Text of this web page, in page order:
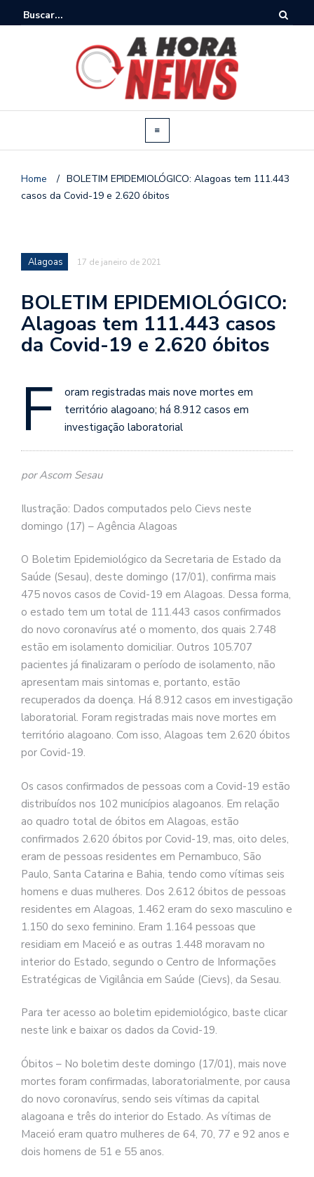
Home / BOLETIM EPIDEMIOLÓGICO: Alagoas tem 111.443
casos da Covid-19 e 2.620 óbitos
Alagoas 17 de janeiro de 2021
BOLETIM EPIDEMIOLÓGICO:
Alagoas tem 111.443 casos
da Covid-19 e 2.620 óbitos
F
oram registradas mais nove mortes em
território alagoano; há 8.912 casos em
investigação laboratorial
por Ascom Sesau
Ilustração: Dados computados pelo Cievs neste
domingo (17) – Agência Alagoas
O Boletim Epidemiológico da Secretaria de Estado da
Saúde (Sesau), deste domingo (17/01), confirma mais
475 novos casos de Covid-19 em Alagoas. Dessa forma,
o estado tem um total de 111.443 casos confirmados
do novo coronavírus até o momento, dos quais 2.748
estão em isolamento domiciliar. Outros 105.707
pacientes já finalizaram o período de isolamento, não
apresentam mais sintomas e, portanto, estão
recuperados da doença. Há 8.912 casos em investigação
laboratorial. Foram registradas mais nove mortes em
território alagoano. Com isso, Alagoas tem 2.620 óbitos
por Covid-19.
Os casos confirmados de pessoas com a Covid-19 estão
distribuídos nos 102 municípios alagoanos. Em relação
ao quadro total de óbitos em Alagoas, estão
confirmados 2.620 óbitos por Covid-19, mas, oito deles,
eram de pessoas residentes em Pernambuco, São
Paulo, Santa Catarina e Bahia, tendo como vítimas seis
homens e duas mulheres. Dos 2.612 óbitos de pessoas
residentes em Alagoas, 1.462 eram do sexo masculino e
1.150 do sexo feminino. Eram 1.164 pessoas que
residiam em Maceió e as outras 1.448 moravam no
interior do Estado, segundo o Centro de Informações
Estratégicas de Vigilância em Saúde (Cievs), da Sesau.
Para ter acesso ao boletim epidemiológico, baste clicar
neste link e baixar os dados da Covid-19.
Óbitos – No boletim deste domingo (17/01), mais nove
mortes foram confirmadas, laboratorialmente, por causa
do novo coronavírus, sendo seis vítimas da capital
alagoana e três do interior do Estado. As vítimas de
Maceió eram quatro mulheres de 64, 70, 77 e 92 anos e
dois homens de 51 e 55 anos.